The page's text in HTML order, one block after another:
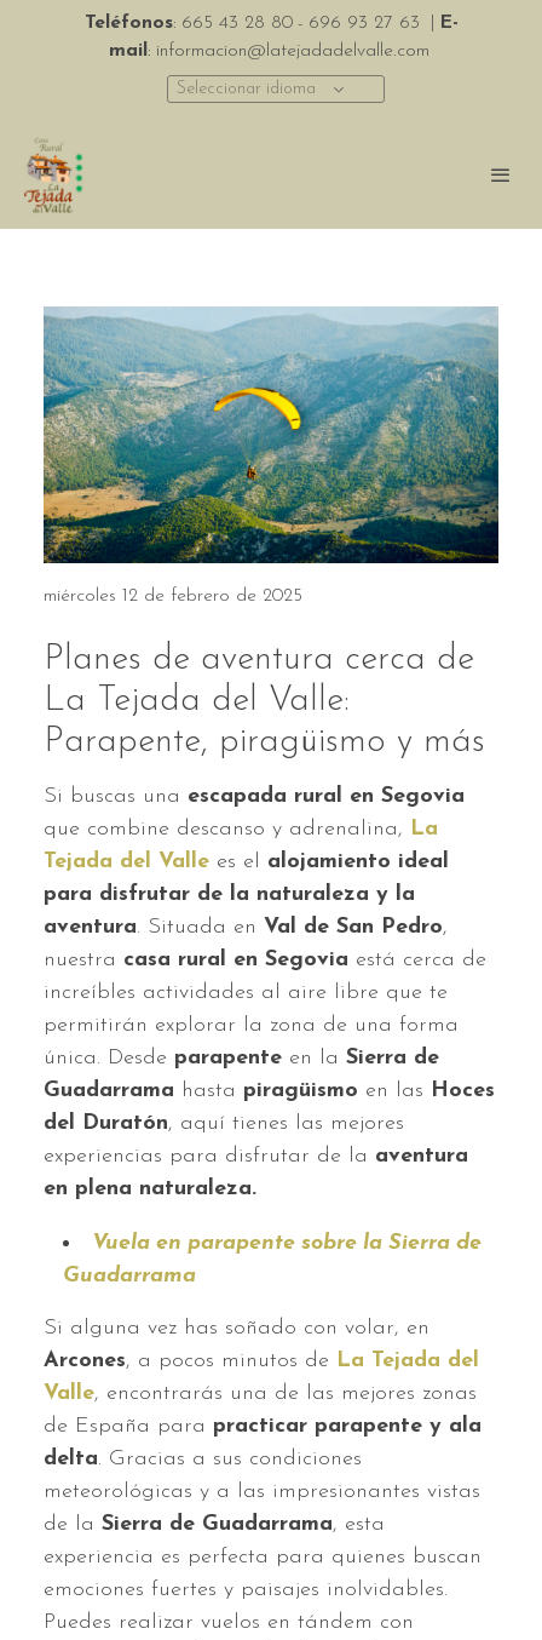
Teléfonos: 665 43 28 80 - 696 93 27 63
E-
mail : informacion@latejadadelvalle.com
Seleccionar idioma
miércoles 12 de febrero de 2025
Planes de aventura cerca de
La Tejada del Valle:
Parapente, piragüismo y más
Si buscas una escapada rural en Segovia
que combine descanso y adrenalina, La
Tejada del Valle es el alojamiento ideal
para disfrutar de la naturaleza y la
aventura. Situada en Val de San Pedro,
nuestra casa rural en Segovia está cerca de
increíbles actividades al aire libre que te
permitirán explorar la zona de una forma
única. Desde parapente en la Sierra de
Guadarrama hasta piragüismo en las Hoces
del Duratón, aquí tienes las mejores
experiencias para disfrutar de la aventura
en plena naturaleza.
Vuela en parapente sobre la Sierra de
Guadarrama
Si alguna vez has soñado con volar, en
Arcones, a pocos minutos de La Tejada del
Valle, encontrarás una de las mejores zonas
de España para practicar parapente y ala
delta. Gracias a sus condiciones
meteorológicas y a las impresionantes vistas
de la Sierra de Guadarrama, esta
experiencia es perfecta para quienes buscan
emociones fuertes y paisajes inolvidables.
Puedes realizar vuelos en tándem con